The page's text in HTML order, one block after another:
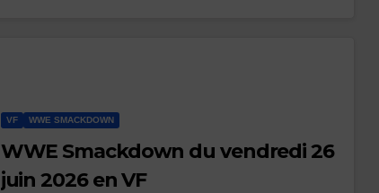
VF WWE SMACKDOWN
WWE Smackdown du vendredi 26
juin 2026 en VF